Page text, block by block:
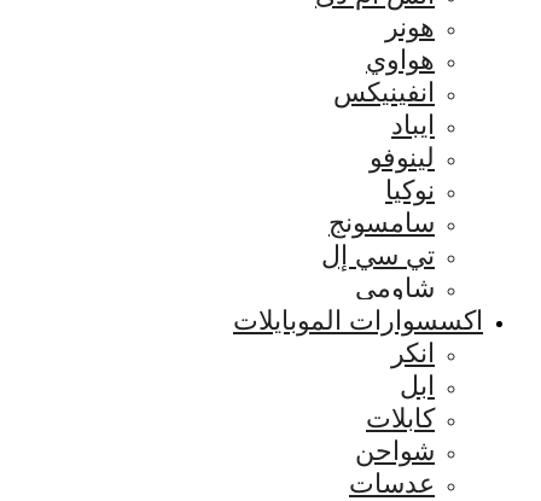
هونر
هواوي
انفينيكس
ايباد
لينوفو
نوكيا
سامسونج
تي سي إل
شاومي
اكسسوارات الموبايلات
انكر
ابل
كابلات
شواحن
عدسات